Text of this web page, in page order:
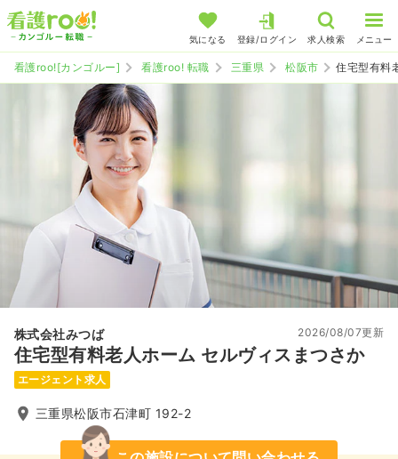
気になる 登録/ログイン 求人検索 メニュー
看護roo![カンゴルー] 看護roo! 転職 三重県 松阪市 住宅型有料
株式会社みつば
住宅型有料老人ホーム セルヴィスまつさか
2026/08/07更新
エージェント求人
三重県松阪市石津町 192-2